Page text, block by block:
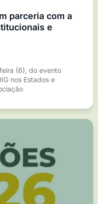
parceria com a
e
(6), do evento
nos Estados e